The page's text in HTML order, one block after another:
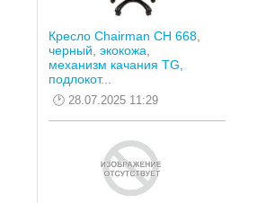
Кресло Chairman CH 668,
черный, экокожа,
механизм качания TG,
подлокот...
28.07.2025 11:29